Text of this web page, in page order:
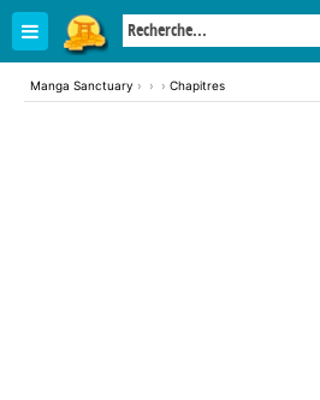
Manga Sanctuary › › › Chapitres